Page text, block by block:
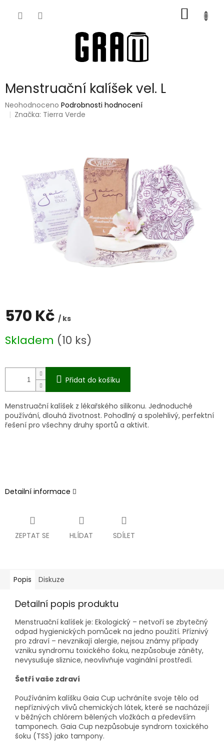
KOŠÍK
Menstruační kalíšek vel. L
Průměrné
hodnocení
Neohodnoceno Podrobnosti hodnocení
Značka: Tierra Verde
570 Kč / ks
cena:
Skladem (10 ks)
Přidat do košíku
Menstruační kalíšek z lékařského silikonu. Jednoduché
používání, dlouhá životnost. Pohodlný a spolehlivý, perfektní
řešení pro všechny druhy sportů a aktivit.
Detailní informace
ZEPTAT SE HLÍDAT SDÍLET
Popis Diskuze
Detailní popis produktu
Menstruační kalíšek je: Ekologický – netvoří se zbytečný
odpad hygienických pomůcek na jedno použití. Příznivý
pro zdraví – nevznikají alergie, nejsou známy případy
vzniku syndromu toxického šoku, nezpůsobuje záněty,
nevysušuje sliznice, neovlivňuje vaginální prostředí.
Šetří vaše zdraví
Používáním kalíšku Gaia Cup uchráníte svoje tělo od
nepříznivých vlivů chemických látek, které se nacházejí
v běžných chlórem bělených vložkách a především
tamponech. Gaia Cup nezpůsobuje syndrom toxického
šoku (TSS) jako tampony.